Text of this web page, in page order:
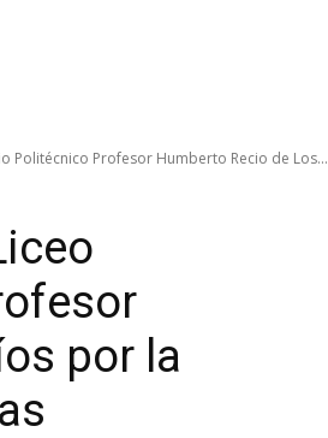
Politécnico Profesor Humberto Recio de Los...
por la